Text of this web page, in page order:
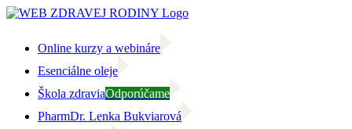
Skip
Online kurzy a webináre
Esenciálne oleje
Škola zdraviaOdporúčame
PharmDr. Lenka Bukviarová